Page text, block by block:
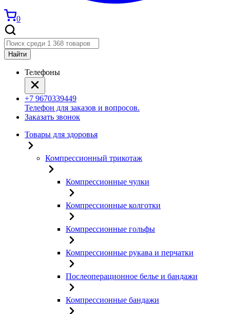
0
Найти
Телефоны
+7 9670339449
Телефон для заказов и вопросов.
Заказать звонок
Товары для здоровья
Компрессионный трикотаж
Компрессионные чулки
Компрессионные колготки
Компрессионные гольфы
Компрессионные рукава и перчатки
Послеоперационное белье и бандажи
Компрессионные бандажи